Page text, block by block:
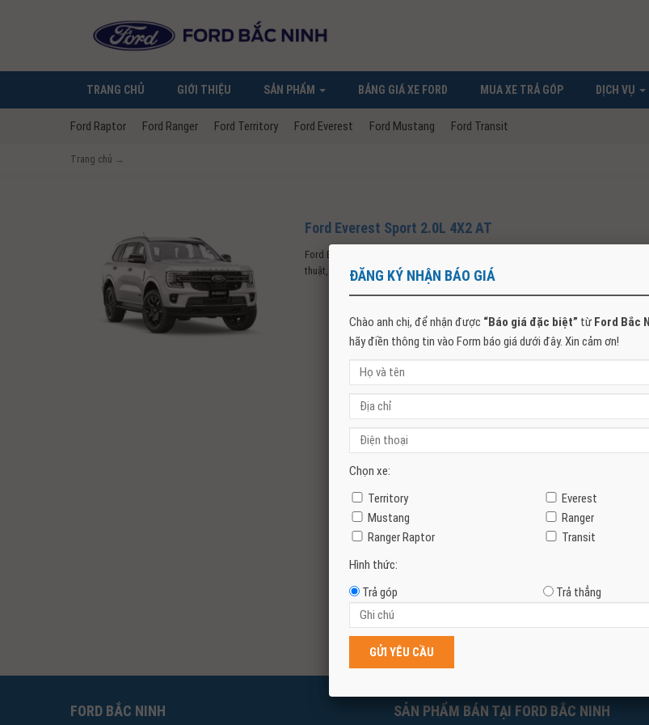
TRANG CHỦ GIỚI THIỆU SẢN PHẨM BẢNG GIÁ XE FORD MUA XE TRẢ GÓP DỊCH VỤ
Ford Raptor Ford Ranger Ford Territory Ford Everest Ford Mustang Ford Transit
Trang chủ →
Ford Everest Sport 2.0L 4X2 AT
Ford Everest Sport 4×2 2026:Giá xe, Thông số, khuyến mãi & lăn bánh 6/2026
thuật,...
FORD BẮC NINH SẢN PHẨM BÁN TẠI FORD BẮC NINH
ĐĂNG KÝ NHẬN BÁO GIÁ
Chào anh chị, để nhận được “Báo giá đặc biệt” từ Ford Bắc
hãy điền thông tin vào Form báo giá dưới đây. Xin cảm ơn!
Chọn xe:
Territory
Everest
Mustang
Ranger
Ranger Raptor
Transit
Hình thức:
Trả góp
Trả thẳng